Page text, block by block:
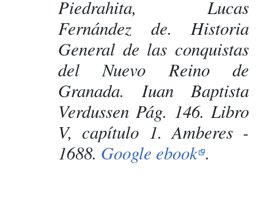
Piedrahita, Lucas
Fernández de. Historia
General de las conquistas
del Nuevo Reino de
Granada. Iuan Baptista
Verdussen Pág. 146. Libro
V, capítulo 1. Amberes -
1688. Google ebook .